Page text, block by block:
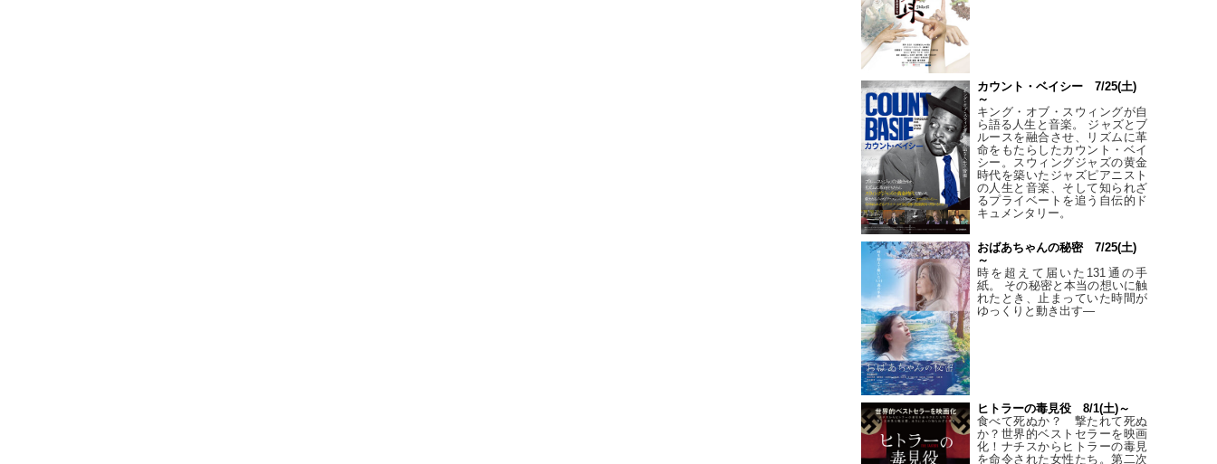
カウント・ベイシー 7/25(土)
～
キング・オブ・スウィングが自
ら語る人生と音楽。 ジャズとブ
ルースを融合させ、リズムに革
命をもたらしたカウント・ベイ
シー。スウィングジャズの黄金
時代を築いたジャズピアニスト
の人生と音楽、そして知られざ
るプライベートを追う自伝的ド
キュメンタリー。
おばあちゃんの秘密 7/25(土)
～
時を超えて届いた131通の手
紙。 その秘密と本当の想いに触
れたとき、止まっていた時間が
ゆっくりと動き出す―
ヒトラーの毒見役 8/1(土)～
食べて死ぬか？ 撃たれて死ぬ
か？世界的ベストセラーを映画
化！ナチスからヒトラーの毒見
を命令された女性たち。第二次